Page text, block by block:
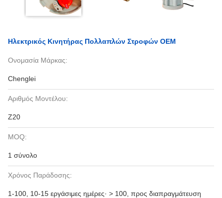
Ηλεκτρικός Κινητήρας Πολλαπλών Στροφών OEM
Ονομασία Μάρκας:
Chenglei
Αριθμός Μοντέλου:
Z20
MOQ:
1 σύνολο
Χρόνος Παράδοσης:
1-100, 10-15 εργάσιμες ημέρες· > 100, προς διαπραγμάτευση